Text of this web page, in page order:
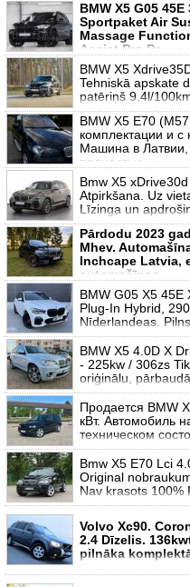
BMW X5 G05
Sportpaket Air
Massage
Assist Pro Pa
BMW X5
Tehniskā apskate
patēriņš 9.4l/
BMW X5 E70
комплектации и
Машина в Латвии,
полностью
Bmw X5
Atpirkšana. Uz
Līzinga un
Pārdodu 2023
Mhev.
Inchcape Latvia,
automašīnas
BMW G05 X5 45E
Plug-In Hybrid,
Nīderlandeas.
BMW X5 4.0D X
- 225kw / 306zs
oriģinālu,
Продается BMW
кВт. Автомобиль
техническом
Bmw X5 E70 Lci
Original
Nav krasots 100%
Volvo Xc90.
2.4 Dīzelis.
pilnāka